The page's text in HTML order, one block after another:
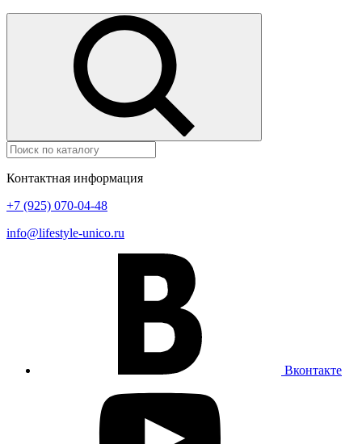
Контактная информация
+7 (925) 070-04-48
info@lifestyle-unico.ru
Вконтакте